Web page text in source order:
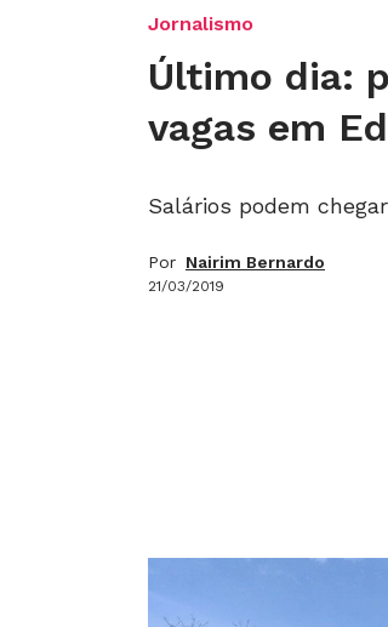
Jornalismo
Último dia:
vagas em
Salários podem
Por Nairim Bernardo
21/03/2019